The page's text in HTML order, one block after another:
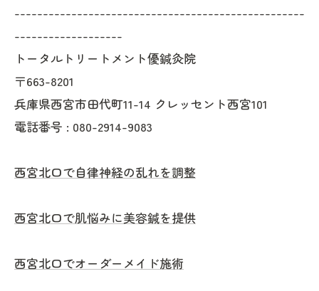
---------------------------------------------------
-------------------
トータルトリートメント優鍼灸院
〒663-8201
兵庫県西宮市田代町11-14 クレッセント西宮101
電話番号 : 080-2914-9083
西宮北口で自律神経の乱れを調整
西宮北口で肌悩みに美容鍼を提供
西宮北口でオーダーメイド施術